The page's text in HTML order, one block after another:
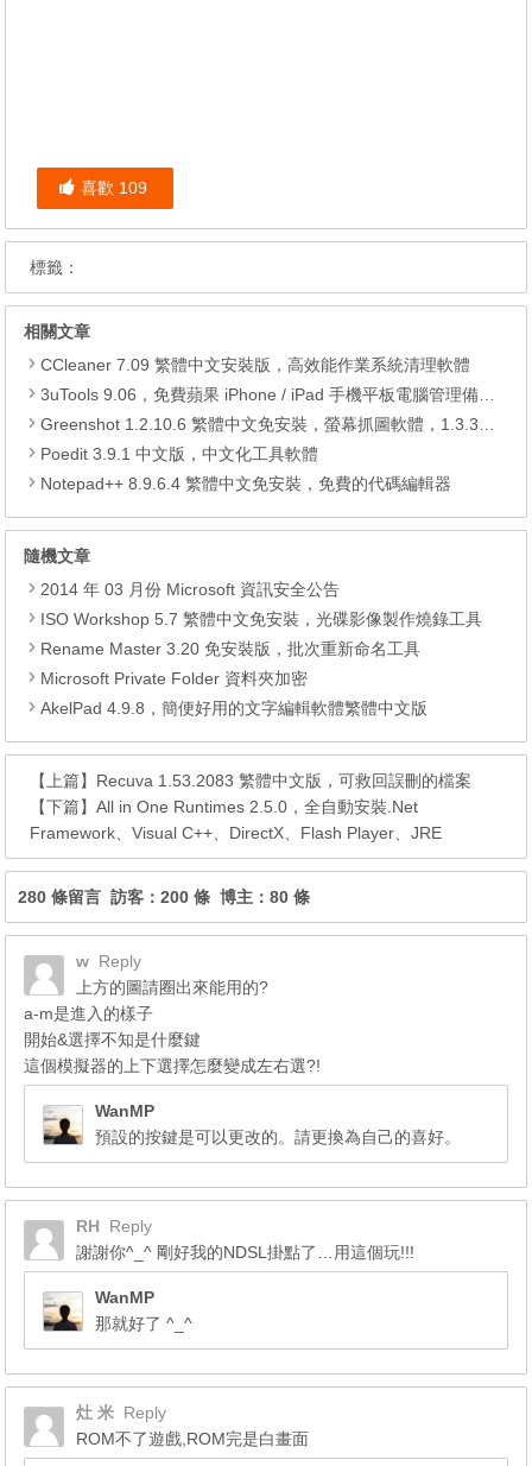
喜歡 109
標籤：
相關文章
CCleaner 7.09 繁體中文安裝版，高效能作業系統清理軟體
3uTools 9.06，免費蘋果 iPhone / iPad 手機平板電腦管理備份還原軟體
Greenshot 1.2.10.6 繁體中文免安裝，螢幕抓圖軟體，1.3.315 安裝版
Poedit 3.9.1 中文版，中文化工具軟體
Notepad++ 8.9.6.4 繁體中文免安裝，免費的代碼編輯器
隨機文章
2014 年 03 月份 Microsoft 資訊安全公告
ISO Workshop 5.7 繁體中文免安裝，光碟影像製作燒錄工具
Rename Master 3.20 免安裝版，批次重新命名工具
Microsoft Private Folder 資料夾加密
AkelPad 4.9.8，簡便好用的文字編輯軟體繁體中文版
【上篇】 Recuva 1.53.2083 繁體中文版，可救回誤刪的檔案
【下篇】All in One Runtimes 2.5.0，全自動安裝.Net
Framework、Visual C++、DirectX、Flash Player、JRE
280 條留言 訪客：200 條 博主：80 條
w Reply
上方的圖請圈出來能用的?
a-m是進入的樣子
開始&選擇不知是什麼鍵
這個模擬器的上下選擇怎麼變成左右選?!
WanMP
預設的按鍵是可以更改的。請更換為自己的喜好。
RH
Reply
謝謝你^_^ 剛好我的NDSL掛點了…用這個玩!!!
WanMP
那就好了 ^_^
灶 米 Reply
ROM不了遊戲,ROM完是白畫面